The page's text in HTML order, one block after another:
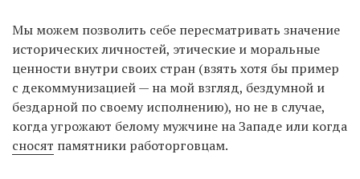
Мы можем позволить себе пересматривать значение
исторических личностей, этические и моральные
ценности внутри своих стран (взять хотя бы пример
с декоммунизацией — на мой взгляд, бездумной и
бездарной по своему исполнению), но не в случае,
когда угрожают белому мужчине на Западе или когда
сносят памятники работорговцам.